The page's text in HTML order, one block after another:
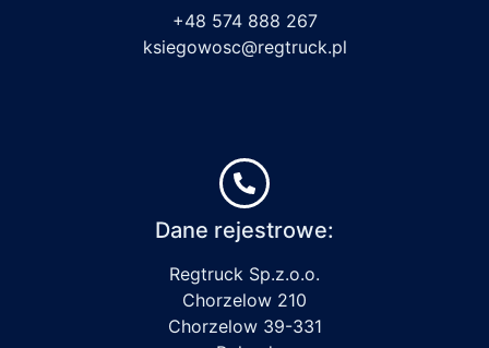
+48 574 888 267
ksiegowosc@regtruck.pl
Dane rejestrowe:
Regtruck Sp.z.o.o.
Chorzelow 210
Chorzelow 39-331